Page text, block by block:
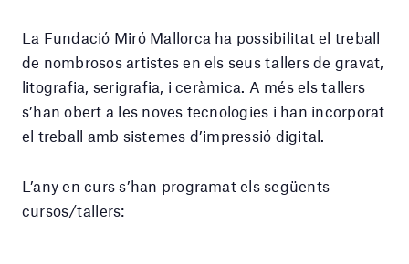
La Fundació Miró Mallorca ha possibilitat el treball
de nombrosos artistes en els seus tallers de gravat,
litografia, serigrafia, i ceràmica. A més els tallers
s’han obert a les noves tecnologies i han incorporat
el treball amb sistemes d’impressió digital.
L’any en curs s’han programat els següents
cursos/tallers: